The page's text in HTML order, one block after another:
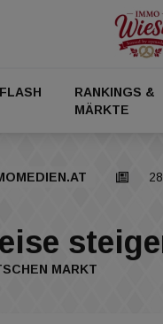
RANKINGS &
MÄRKTE
MARKT